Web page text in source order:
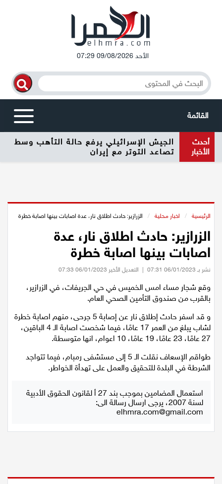
الأحد 09/08/2026 07:29
القائمة
أخبار محلية
دير حنا
سخنين
عرابة
اخبار عالمية
رياضة
رياضة عالمية
أحدث
الأخبار
الجيش الإسرائيلي يرفع حالة التأهب وسط
تصاعد التوتر مع إيران
الرئيسية / اخبار محلية / الزرازير: حادث اطلاق نار، عدة اصابات بينها اصابة خطرة
الزرازير: حادث اطلاق نار، عدة
اصابات بينها اصابة خطرة
نشر بـ 06/01/2023 07:31 | التعديل الأخير 06/01/2023 07:33
وقع شجار مساء امس الخميس في حي الجريفات، في الزرازير،
بالقرب من صندوق التأمين الصحي العام.
و قد اسفر حادث إطلاق نار عن إصابة 5 جرحى، منهم اصابة خطرة
لشاب يبلغ من العمر 17 عامًا، فيما شخصت اصابة الـ 4 الباقين،
27 عامًا، 23 عامًا، 19 عامًا، 10 اعوام، انها متوسطة.
طواقم الإسعاف نقلت الـ 5 إلى مستشفى رمبام، فيما تتواجد
الشرطة في البلدة للتحقيق والعمل على تهدأة الخواطر.
استعمال المضامين بموجب بند 27 أ لقانون الحقوق الأدبية
لسنة 2007، يرجى ارسال رسالة الى:
elhmra.com@gmail.com